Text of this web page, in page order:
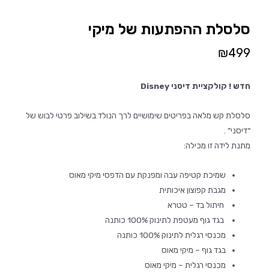
סלסלת ההפתעות של מיקי
₪499
חדש ! קולקציית דיסני Disney
סלסלת קש מלאה בפריטים שימושיים לרך הנולד בשילוב פרטי לבוש של
“דיסני” .
מתנת לידה זו מכילה:
שמיכת קטיפה עבה ומפנקת עם הדפסי מיקי מאוס
מגבת קפוצון איכותית
חיתול בד – טטרא
בגד גוף מעטפת לתינוק 100% כותנה
מכנסי רגלית לתינוק 100% כותנה
בגד גוף – מיקי מאוס
מכנסי רגלית – מיקי מאוס